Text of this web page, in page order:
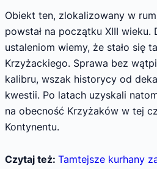
Obiekt ten, zlokalizowany w
powstał na początku XIII wieku.
ustaleniom wiemy, że stało się
Krzyżackiego. Sprawa bez
kalibru, wszak historycy od
kwestii. Po latach uzyskali
na obecność Krzyżaków w tej
Kontynentu.
Czytaj też: Tamtejsze kurhany